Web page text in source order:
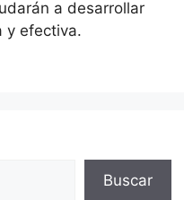
a desarrollar
y efectiva.
Buscar